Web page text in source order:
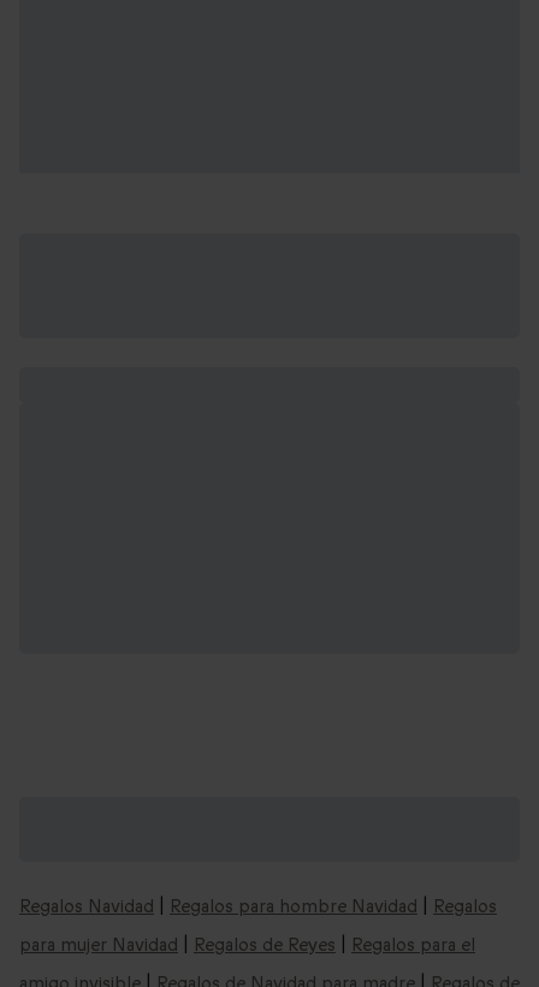
Regalos Navidad Regalos para hombre Navidad
Regalos
para mujer Navidad
Regalos de Reyes
Regalos para el